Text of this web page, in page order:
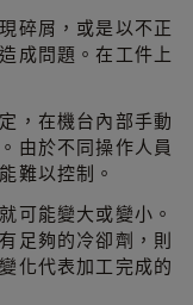
碎屑，或是以不正
成問題。在工件上
，在機台內部手動
由於不同操作人員
難以控制。
可能變大或變小。
足夠的冷卻劑，則
化代表加工完成的